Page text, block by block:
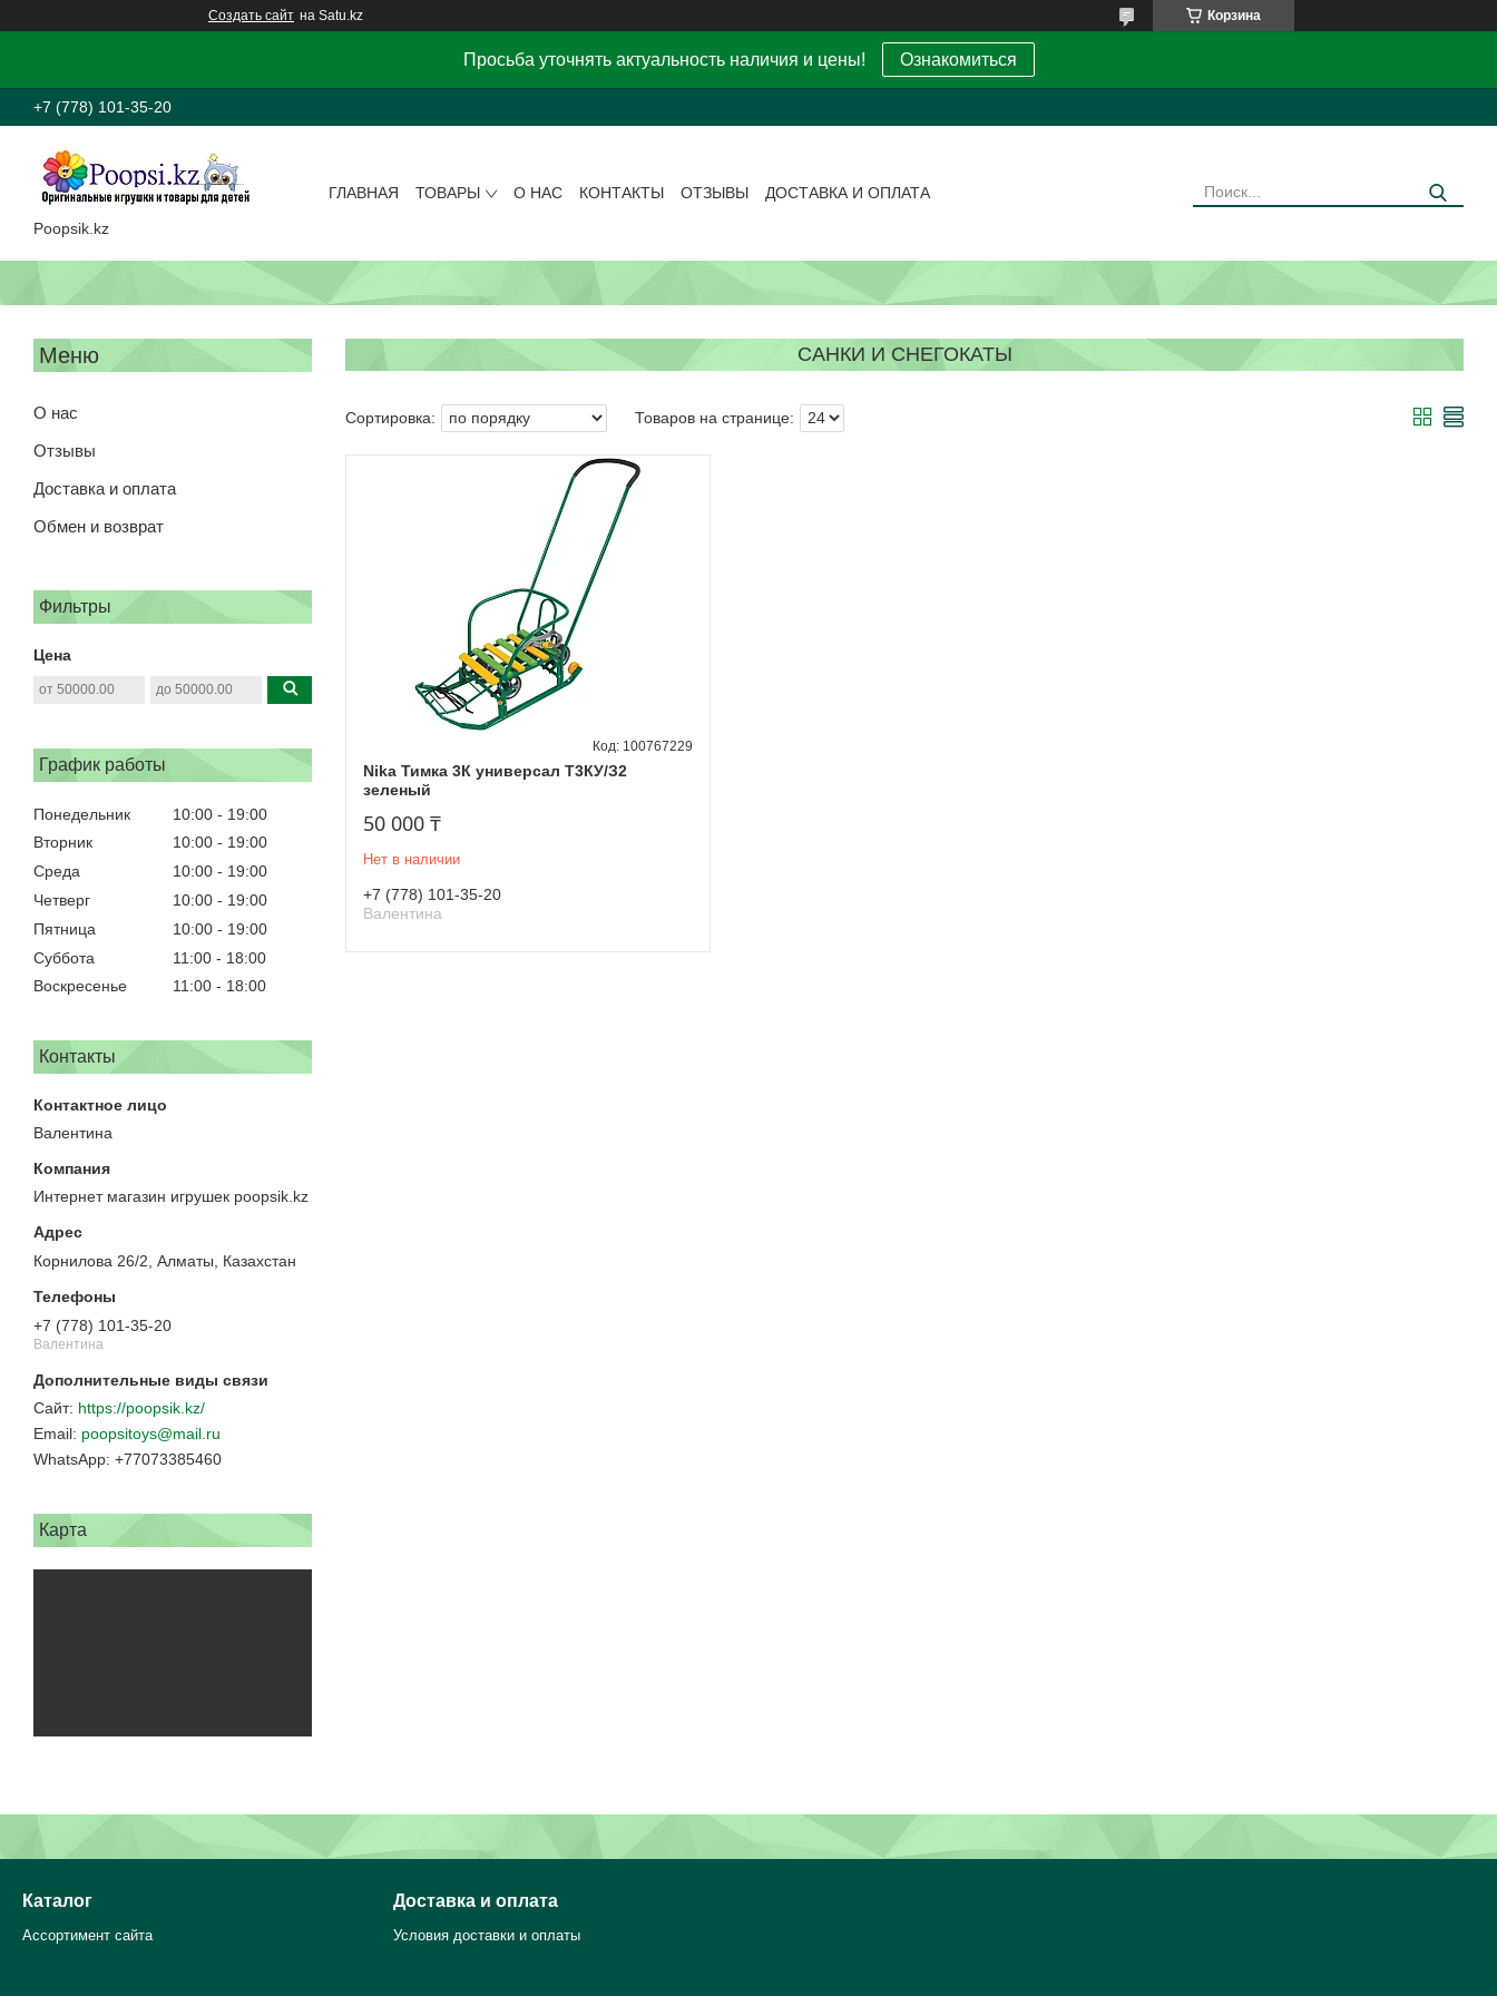
Создать сайт на Satu.kz Корзина
Просьба уточнять актуальность наличия и цены! Ознакомиться
+7 (778) 101-35-20
Poopsik.kz
ГЛАВНАЯ ТОВАРЫ О НАС КОНТАКТЫ ОТЗЫВЫ ДОСТАВКА И ОПЛАТА
О нас
Отзывы
Доставка и оплата
Обмен и возврат
Фильтры
Цена
График работы
Понедельник 10:00
19:00
Вторник
10:00
19:00
Среда
10:00
19:00
Четверг
10:00
19:00
Пятница
10:00
19:00
Суббота
11:00
18:00
Воскресенье
11:00 18:00
Контакты
Валентина
Интернет магазин игрушек poopsik.kz
Корнилова 26/2, Алматы, Казахстан
+7 (778) 101-35-20
Валентина
https://poopsik.kz/
poopsitoys@mail.ru
+77073385460
Карта
САНКИ И СНЕГОКАТЫ
Nika Тимка 3К универсал Т3КУ/З2
зеленый
100767229
50 000 ₸
Нет в наличии
+7 (778) 101-35-20
Валентина
Каталог
Ассортимент сайта
Доставка и оплата
Условия доставки и оплаты